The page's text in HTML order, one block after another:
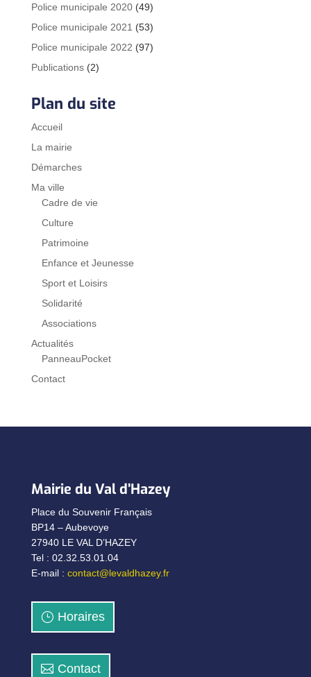
Police municipale 2020(49)
Police municipale 2021 (53)
Police municipale 2022 (97)
Publications(2)
Plan du site
Accueil
La mairie
Démarches
Ma ville
Cadre de vie
Culture
Patrimoine
Enfance et Jeunesse
Sport et Loisirs
Solidarité
Associations
Actualités
PanneauPocket
Contact
Mairie du Val d’Hazey
Place du Souvenir Français
BP14 – Aubevoye
27940 LE VAL D’HAZEY
Tel : 02.32.53.01.04
E-mail : contact@levaldhazey.fr
Horaires
Contact